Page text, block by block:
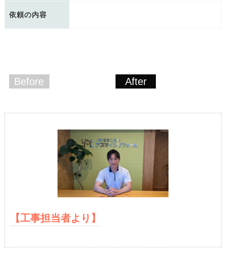
依頼の内容
Before After
【工事担当者より】